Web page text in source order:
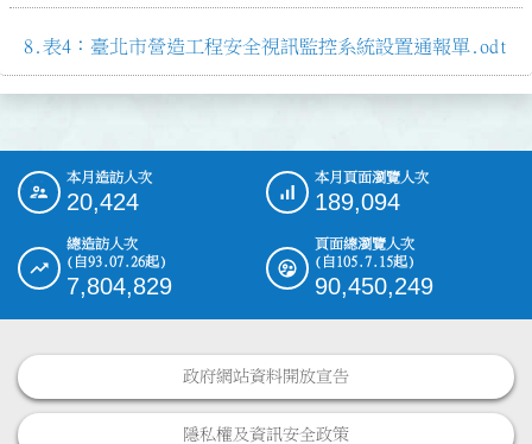
表4：臺北市營造工程安全視訊監控系統設置通報單.odt
::: 本月造訪人次
20,424
本月頁面瀏覽人次
189,094
總造訪人次
(自93.07.26起)
7,804,829
頁面總瀏覽人次
(自105.7.15起)
90,450,249
政府網站資料開放宣告
隱私權及資訊安全政策